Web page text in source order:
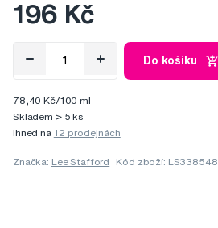
196 Kč
Do košíku
78,40 Kč/100 ml
Skladem > 5 ks
Ihned na 12 prodejnách
Značka: Lee Stafford Kód zboží: LS338548